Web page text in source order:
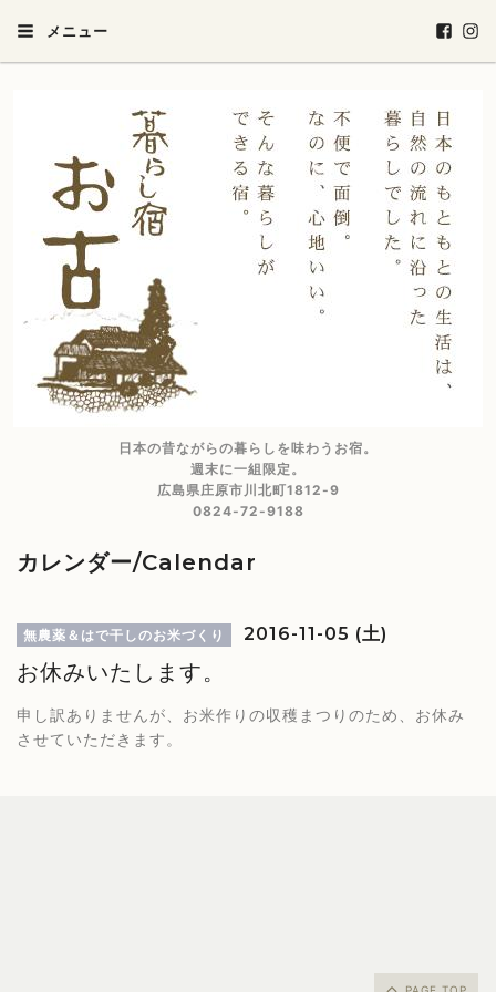
メニュー
日本の昔ながらの暮らしを味わうお宿。
週末に一組限定。
広島県庄原市川北町1812-9
0824-72-9188
カレンダー/Calendar
無農薬＆はで干しのお米づくり 2016-11-05 (土)
お休みいたします。
申し訳ありませんが、お米作りの収穫まつりのため、お休み
させていただきます。